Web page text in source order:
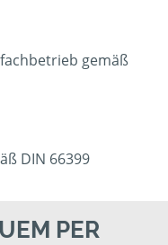
gemäß
DIN 66399
PER